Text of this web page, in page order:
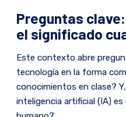
Preguntas
el significado
Este contexto abre
tecnología en la forma
conocimientos en clase?
inteligencia artificial (IA)